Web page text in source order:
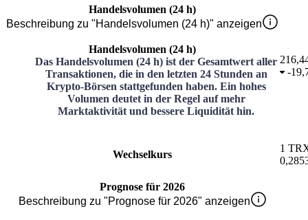
Handelsvolumen (24 h)
Beschreibung zu "Handelsvolumen (24 h)" anzeigen
Handelsvolumen (24 h)
Das Handelsvolumen (24 h) ist der Gesamtwert aller
Transaktionen, die in den letzten 24 Stunden an
Krypto-Börsen stattgefunden haben. Ein hohes
Volumen deutet in der Regel auf mehr
Marktaktivität und bessere Liquidität hin.
-
Wechselkurs
1
Prognose für 2026
Beschreibung zu "Prognose für 2026" anzeigen